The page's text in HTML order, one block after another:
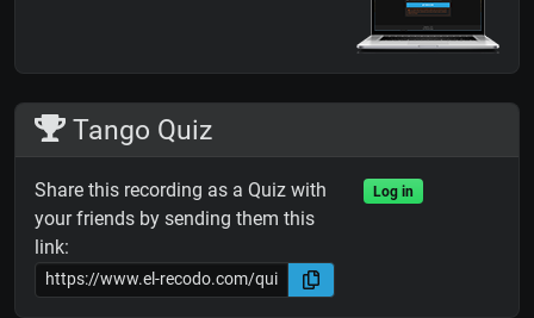
Tango Quiz
Share this recording as a Quiz with
your friends by sending them this
link:
Log in